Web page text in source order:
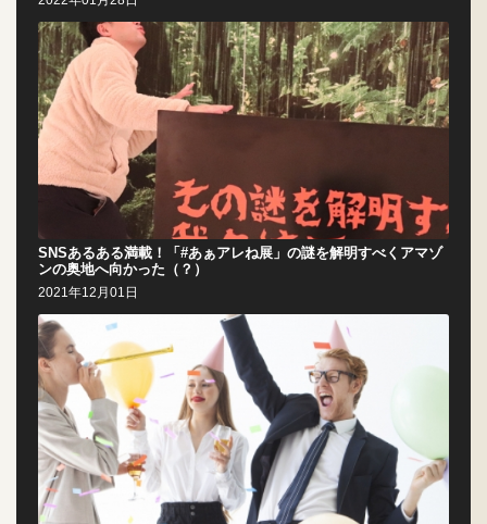
SNSあるある満載！「#あぁアレね展」の謎を解明すべくアマゾ
ンの奥地へ向かった（？）
2021年12月01日